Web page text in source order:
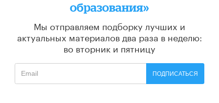
образования»
Мы отправляем подборку лучших и
актуальных материалов два раза в неделю:
во вторник и пятницу
ПОДПИСАТЬСЯ